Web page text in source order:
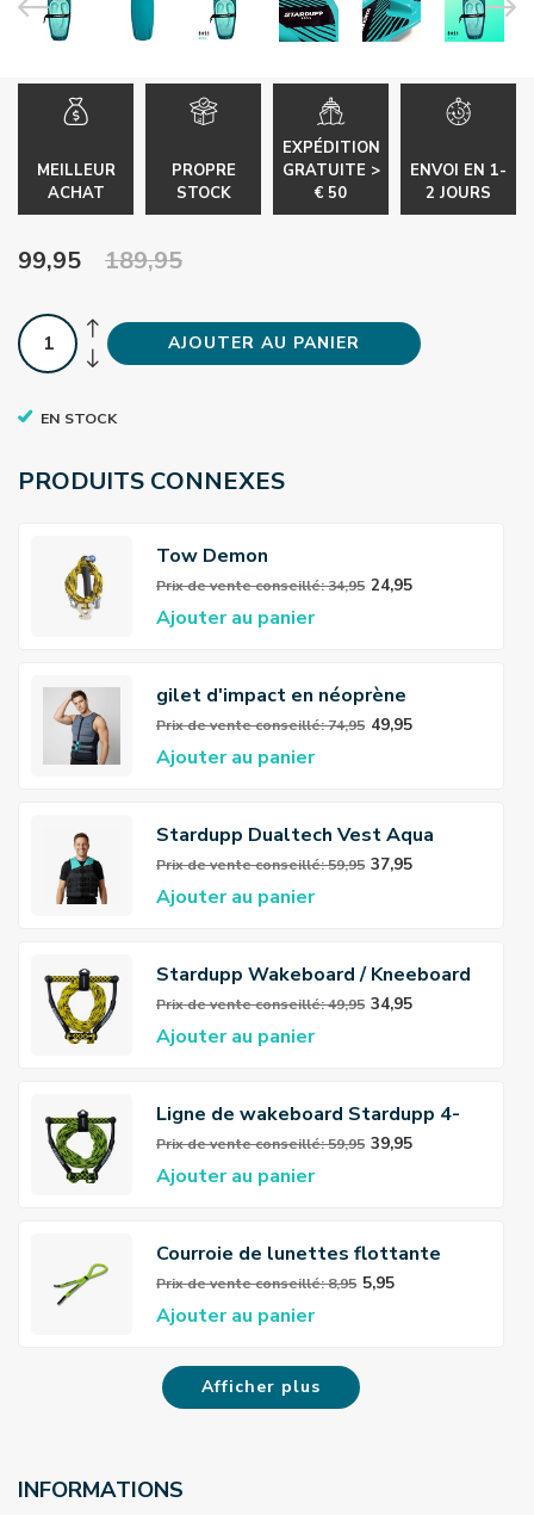
MEILLEUR
ACHAT
PROPRE
STOCK
EXPÉDITION
GRATUITE >
€ 50
ENVOI EN 1-
2 JOURS
99,95 189,95
AJOUTER AU PANIER
EN STOCK
PRODUITS CONNEXES
Tow Demon
Prix ​​de vente conseillé: 34,95 24,95
Ajouter au panier
gilet d'impact en néoprène
Stardupp Flex
Prix ​​de vente conseillé: 74,95 49,95
Ajouter au panier
Stardupp Dualtech Vest Aqua
Prix ​​de vente conseillé: 59,95 37,95
Ajouter au panier
Stardupp Wakeboard / Kneeboard
Rope
Prix ​​de vente conseillé: 49,95 34,95
Ajouter au panier
Ligne de wakeboard Stardupp 4-
sections
Prix ​​de vente conseillé: 59,95 39,95
Ajouter au panier
Courroie de lunettes flottante
Stardupp
Prix ​​de vente conseillé: 8,95 5,95
Ajouter au panier
Afficher plus
INFORMATIONS